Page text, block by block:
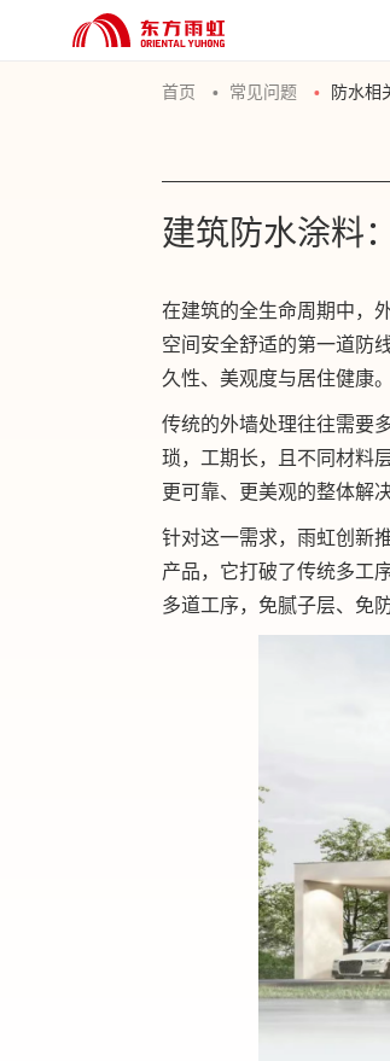
首页 常见问题 防水相
建筑防水涂料
在建筑的全生命周期中，
空间安全舒适的第一道防
久性、美观度与居住健康。
传统的外墙处理往往需要
琐，工期长，且不同材料
更可靠、更美观的整体解
针对这一需求，雨虹创新
产品，它打破了传统多工
多道工序，免腻子层、免